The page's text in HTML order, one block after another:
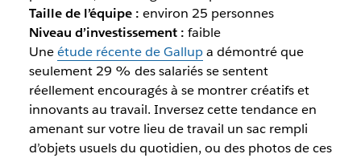
Taille de l’équipe : environ 25 personnes
Niveau d’investissement : faible
Uneétude récente de Gallupa démontré que
seulement 29 % des salariés se sentent
réellement encouragés à se montrer créatifs et
innovants au travail. Inversez cette tendance en
amenant sur votre lieu de travail un sac rempli
d’objets usuels du quotidien, ou des photos de ces